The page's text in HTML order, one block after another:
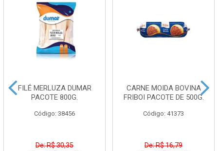
FILÉ MERLUZA DUMAR
PACOTE 800G.
Código: 38456
De: R$ 30,35
CARNE MOIDA BOVINA
FRIBOI PACOTE DE 500G.
Código: 41373
De: R$ 16,79